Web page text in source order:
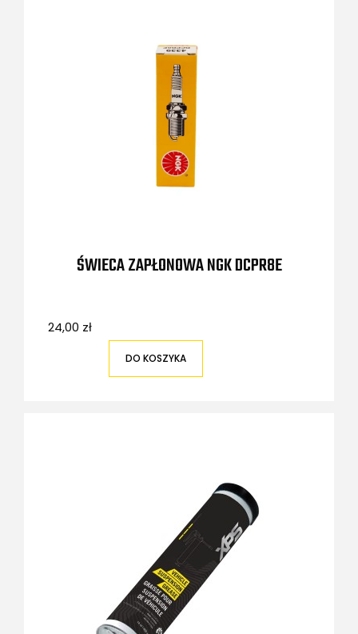
ŚWIECA ZAPŁONOWA NGK DCPR8E
24,00 zł
DO KOSZYKA